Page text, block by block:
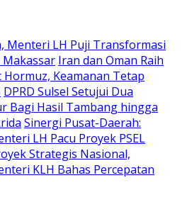
Menteri LH Puji Transformasi
Makassar Iran dan Oman Raih
Hormuz, Keamanan Tetap
DPRD Sulsel Setujui Dua
Bagi Hasil Tambang hingga
Sinergi Pusat-Daerah:
LH Pacu Proyek PSEL
Strategis Nasional,
KLH Bahas Percepatan